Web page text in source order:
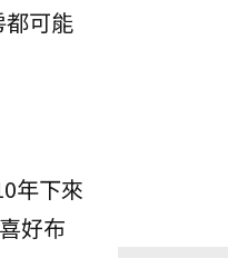
可能
年下來
好布